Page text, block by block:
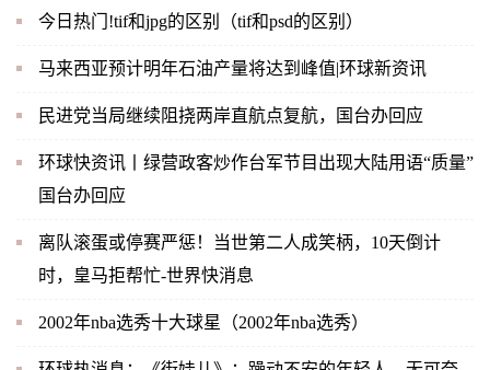
今日热门!tif和jpg的区别（tif和psd的区别）
马来西亚预计明年石油产量将达到峰值|环球新资讯
民进党当局继续阻挠两岸直航点复航，国台办回应
环球快资讯丨绿营政客炒作台军节目出现大陆用语“质量”
国台办回应
离队滚蛋或停赛严惩！当世第二人成笑柄，10天倒计
时，皇马拒帮忙-世界快消息
2002年nba选秀十大球星（2002年nba选秀）